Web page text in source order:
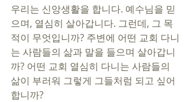
우리는 신앙생활을 합니다. 예수님을 믿
으며, 열심히 살아갑니다. 그런데, 그 목
적이 무엇입니까? 주변에 어떤 교회 다니
는 사람들의 삶과 말을 들으며 살아갑니
까? 어떤 교회 열심히 다니는 사람들의
삶이 부러워 그렇게 그들처럼 되고 싶어
합니까?